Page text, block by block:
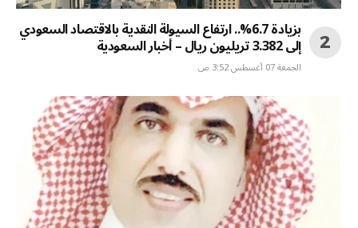
بزيادة 6.7%.. ارتفاع السيولة النقدية بالاقتصاد السعودي
إلى 3.382 تريليون ريال – أخبار السعودية
الجمعة 07 أغسطس 3:52 ص